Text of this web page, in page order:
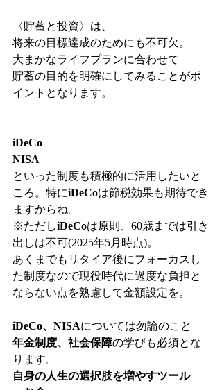
〈貯蓄と投資〉は、
将来の目標達成のためにも不可欠。
大まかなライフプランに合わせて
貯蓄の目的を明確にしてみることがポ
イントとなります。
iDeCo
NISA
といった制度も積極的に活用したいと
ころ。特にiDeCoは節税効果も期待でき
ますからね。
※ただしiDeCoは原則、60歳までは引き
出しは不可(2025年5月時点)。
あくまでもリタイア後にフォーカスし
た制度なので現役時代に過度な負担と
ならない点を熟慮して金額設定を。
iDeCo、NISAについては勿論のこと
年金制度、社会保障の学びも必須とな
ります。
自身の人生の選択肢を増やすツール